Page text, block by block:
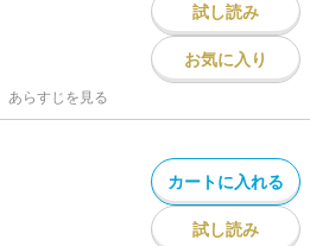
試し読み
お気に入り
あらすじを見る
カートに入れる
試し読み